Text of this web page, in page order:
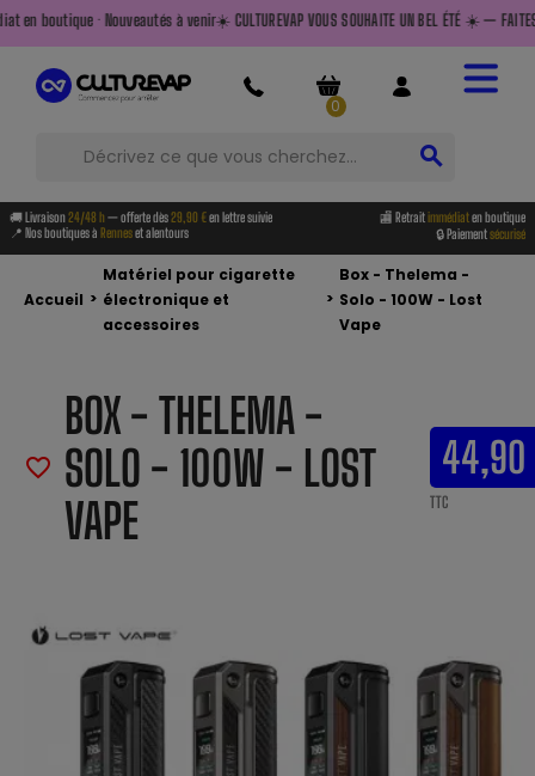
à venir☀️ CULTUREVAP VOUS SOUHAITE UN BEL ÉTÉ ☀️ — FAITES LE PLEIN
0
search
🚚 Livraison24/48 h — offerte dès29,90 €en lettre suivie 🏬 Retraitimmédiaten boutique
📍 Nos boutiques à Renneset alentours 🔒 Paiementsécurisé
Accueil >
Matériel pour cigarette
électronique et
accessoires
>
Box - Thelema -
Solo - 100W - Lost
Vape
favorite_border
BOX - THELEMA -
SOLO - 100W - LOST
VAPE
TTC